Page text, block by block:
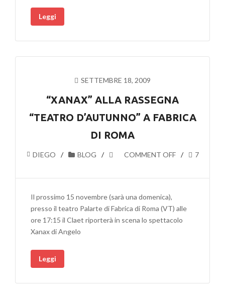
Leggi
SETTEMBRE 18, 2009
“XANAX” ALLA RASSEGNA
“TEATRO D’AUTUNNO” A FABRICA
DI ROMA
DIEGO BLOG COMMENT OFF 7
Il prossimo 15 novembre (sarà una domenica),
presso il teatro Palarte di Fabrica di Roma (VT) alle
ore 17:15 il Claet riporterà in scena lo spettacolo
Xanax di Angelo
Leggi